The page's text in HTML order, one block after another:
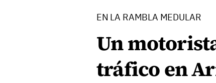
EN LA RAMBLA MEDULAR
Un
tráfico en